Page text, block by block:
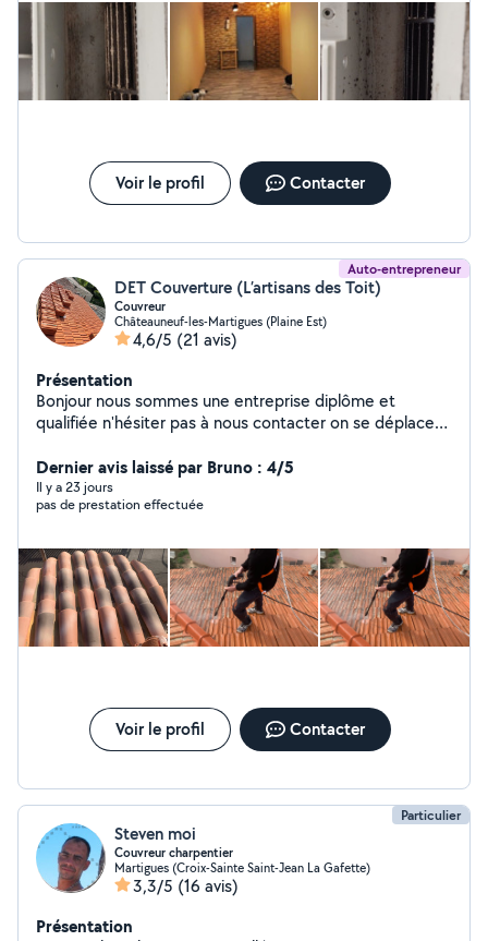
Voir le profil Contacter
Auto-entrepreneur
DET Couverture (L’artisans des Toit)
Couvreur
Châteauneuf-les-Martigues (Plaine Est)
4,6/5 (21 avis)
Présentation
Bonjour nous sommes une entreprise diplôme et
qualifiée n'hésiter pas à nous contacter on se déplace
Devis GRATUIT Entreprise père & fils
Dernier avis laissé par Bruno : 4/5
Il y a 23 jours
pas de prestation effectuée
Voir le profil Contacter
Particulier
Steven moi
Couvreur charpentier
Martigues (Croix-Sainte Saint-Jean La Gafette)
3,3/5 (16 avis)
Présentation